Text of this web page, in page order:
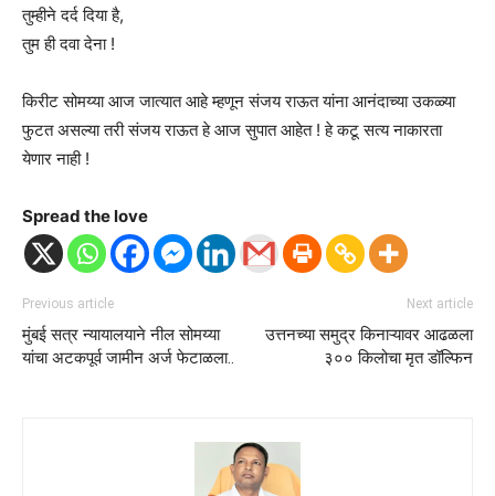
तुम्हीने दर्द दिया है,
तुम ही दवा देना !
किरीट सोमय्या आज जात्यात आहे म्हणून संजय राऊत यांना आनंदाच्या उकळ्या
फुटत असल्या तरी संजय राऊत हे आज सुपात आहेत ! हे कटू सत्य नाकारता
येणार नाही !
Spread the love
Previous article
मुंबई सत्र न्यायालयाने नील सोमय्या
यांचा अटकपूर्व जामीन अर्ज फेटाळला..
Next article
उत्तनच्या समुद्र किनाऱ्यावर आढळला
३०० किलोचा मृत डॉल्फिन